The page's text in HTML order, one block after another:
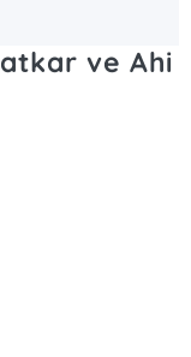
ve Ahi